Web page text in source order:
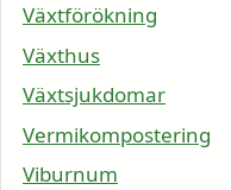
Växtförökning
Växthus
Växtsjukdomar
Vermikompostering
Viburnum